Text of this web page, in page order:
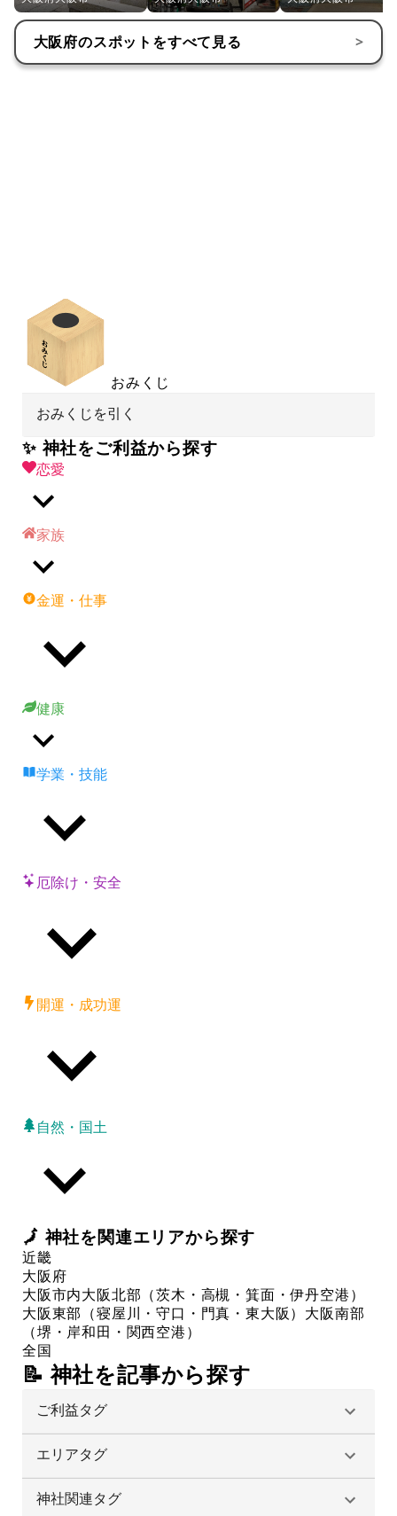
大阪府のスポットをすべて見る >
おみくじ
おみくじを引く
✨ 神社をご利益から探す
恋愛
家族
金運・仕事
健康
学業・技能
厄除け・安全
開運・成功運
自然・国土
🗾神社を関連エリアから探す
近畿
大阪府
大阪市内大阪北部（茨木・高槻・箕面・伊丹空港）
大阪東部（寝屋川・守口・門真・東大阪） 大阪南部
（堺・岸和田・関西空港）
全国
📝 神社を記事から探す
ご利益タグ
エリアタグ
神社関連タグ